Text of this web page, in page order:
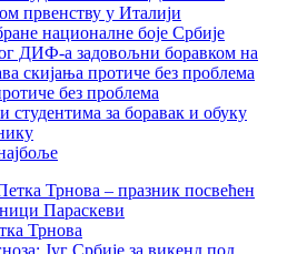
националне боје Србије
без проблема
Трнова